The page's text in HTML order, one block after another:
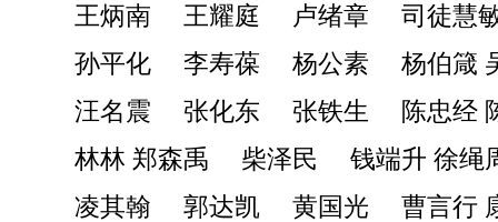
王炳南 王耀庭 卢绪章 司徒慧
孙平化 李寿葆 杨公素 杨伯箴
汪名震 张化东 张铁生 陈忠经
林林 郑森禹 柴泽民 钱端升 徐绳
凌其翰 郭达凯 黄国光 曹言行